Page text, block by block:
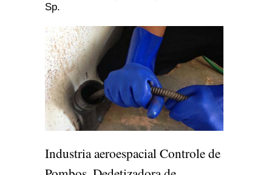
Sp.
Industria aeroespacial Controle de